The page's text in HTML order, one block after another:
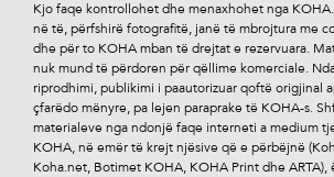
Kjo faqe kontrollohet dhe menaxhohet nga
në të, përfshirë fotograﬁtë, janë të mbrojtura me
dhe për to KOHA mban të drejtat e rezervuara.
nuk mund të përdoren për qëllime komerciale.
riprodhimi, publikimi i paautorizuar qoftë origjinal
çfarëdo mënyre, pa lejen paraprake të KOHA-s.
materialeve nga ndonjë faqe interneti a medium
KOHA, në emër të krejt njësive që e përbëjnë
Koha.net, Botimet KOHA, KOHA Print dhe ARTA),